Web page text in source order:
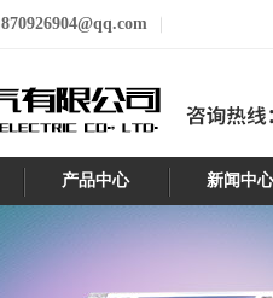
870926904@qq.com
产品中心 新闻中